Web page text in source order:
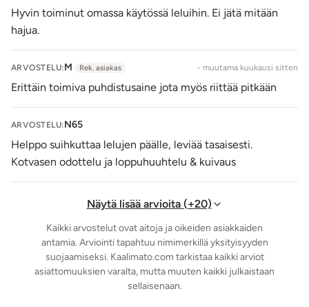
Hyvin toiminut omassa käytössä leluihin. Ei jätä mitään
hajua.
ARVOSTELU:M Rek. asiakas - muutama kuukausi sitten
Erittäin toimiva puhdistusaine jota myös riittää pitkään
ARVOSTELU:N65
Helppo suihkuttaa lelujen päälle, leviää tasaisesti.
Kotvasen odottelu ja loppuhuuhtelu & kuivaus
Näytä lisää arvioita (+20)
Kaikki arvostelut ovat aitoja ja oikeiden asiakkaiden
antamia. Arviointi tapahtuu nimimerkillä yksityisyyden
suojaamiseksi. Kaalimato.com tarkistaa kaikki arviot
asiattomuuksien varalta, mutta muuten kaikki julkaistaan
sellaisenaan.